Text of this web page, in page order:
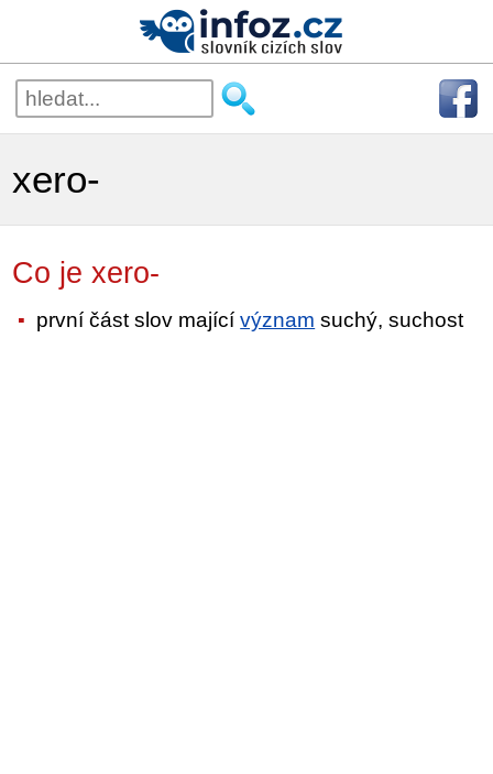
xero-
Co je xero-
první část slov majícívýznam suchý, suchost